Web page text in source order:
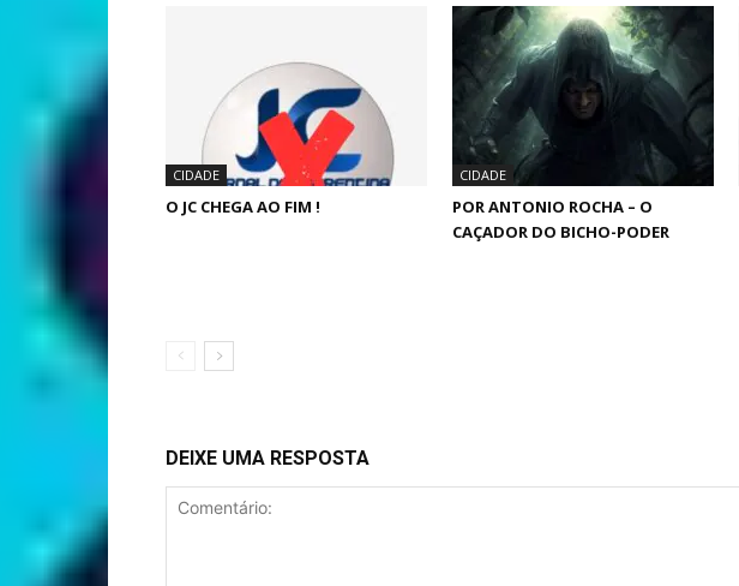
CIDADE
O JC CHEGA AO FIM !
CIDADE
POR ANTONIO ROCHA – O
CAÇADOR DO BICHO-PODER
DEIXE UMA RESPOSTA